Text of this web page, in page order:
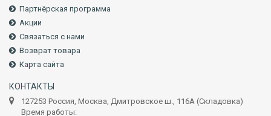
Партнёрская программа
Акции
Связаться с нами
Возврат товара
Карта сайта
КОНТАКТЫ
127253 Россия, Москва, Дмитровское ш., 116А (Складовка)
Время работы: